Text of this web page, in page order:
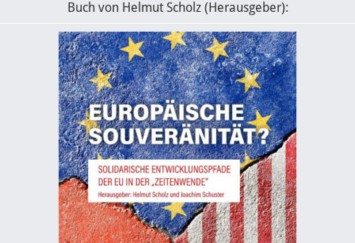
Buch von Helmut Scholz (Herausgeber):